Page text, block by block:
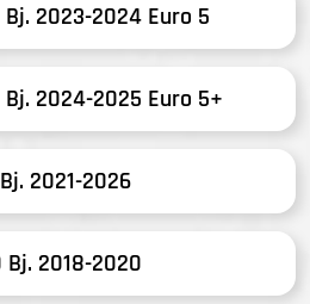
2023-2024 Euro 5
2024-2025 Euro 5+
2021-2026
Bj. 2018-2020